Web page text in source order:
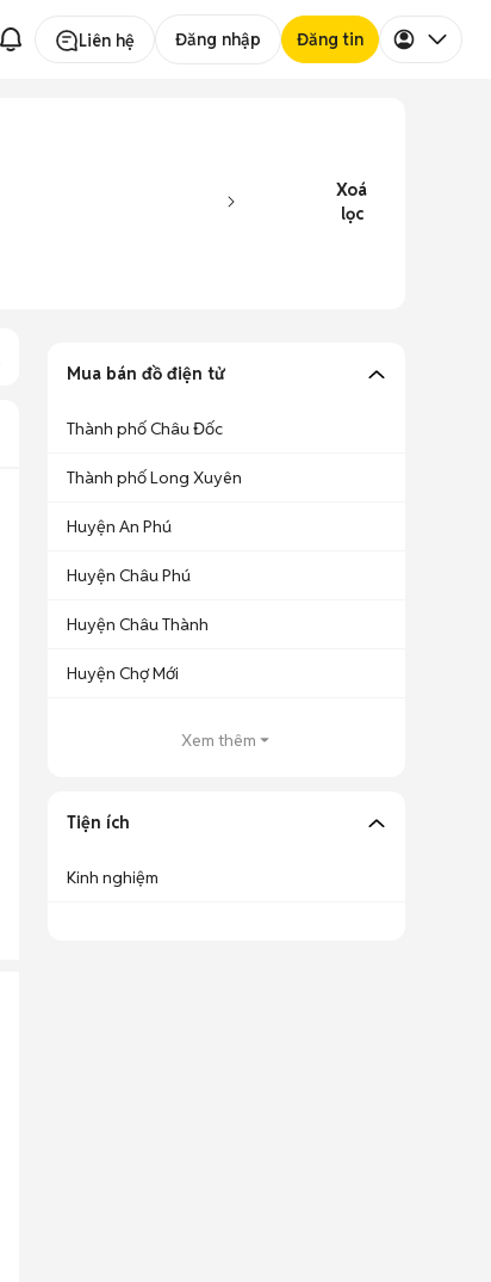
Liên hệ Đăng nhập Đăng tin
Xoá
lọc
Mua bán đồ điện tử
Thành phố Châu Đốc
Thành phố Long Xuyên
Huyện An Phú
Huyện Châu Phú
Huyện Châu Thành
Huyện Chợ Mới
Xem thêm
Tiện ích
Kinh nghiệm